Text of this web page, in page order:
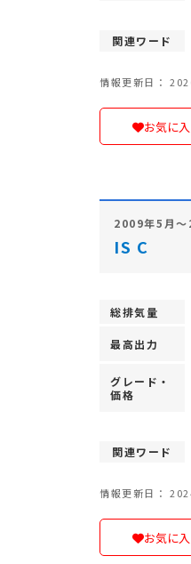
情報更新日：
お気に
関連ワード
2009年5月～
IS C
総排気量
最高出力
グレード・
価格
情報更新日：
お気に
関連ワード